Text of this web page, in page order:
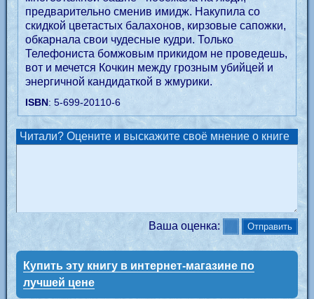
предварительно сменив имидж. Накупила со
скидкой цветастых балахонов, кирзовые сапожки,
обкарнала свои чудесные кудри. Только
Телефониста бомжовым прикидом не проведешь,
вот и мечется Кочкин между грозным убийцей и
энергичной кандидаткой в жмурики.
ISBN: 5-699-20110-6
Читали? Оцените и выскажите своё мнение о книге
Ваша оценка:
Купить эту книгу в интернет-магазине по
лучшей цене